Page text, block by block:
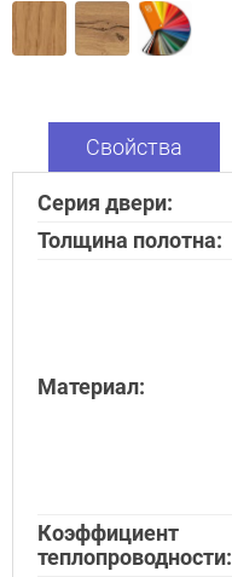
Свойства
Серия двери:
Толщина полотна:
Материал:
Коэффициент
теплопроводности: